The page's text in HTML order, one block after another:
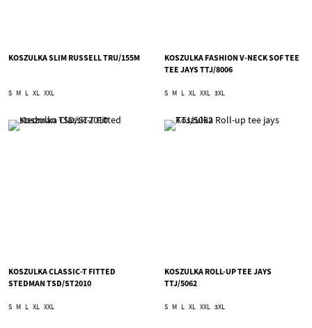
KOSZULKA SLIM RUSSELL TRU/155M
S M L XL XXL
KOSZULKA FASHION V-NECK SOF TEE
TEE JAYS TTJ/8006
S M L XL XXL 3XL
KOSZULKA CLASSIC-T FITTED
STEDMAN TSD/ST2010
S M L XL XXL
KOSZULKA ROLL-UP TEE JAYS
TTJ/5062
S M L XL XXL 3XL